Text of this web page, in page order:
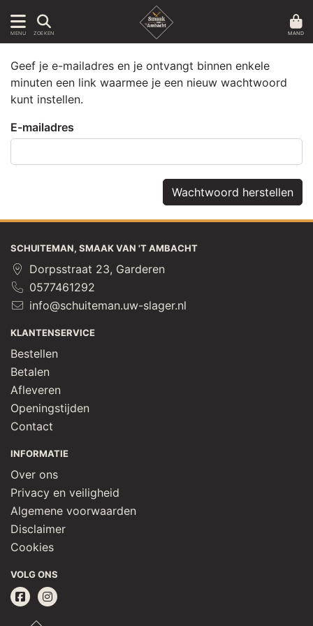
MENU ZOEKEN MAND
Geef je e-mailadres en je ontvangt binnen enkele
minuten een link waarmee je een nieuw wachtwoord
kunt instellen.
E-mailadres
Wachtwoord herstellen
SCHUITEMAN, SMAAK VAN 'T AMBACHT
Dorpsstraat 23, Garderen
0577461292
info@schuiteman.uw-slager.nl
KLANTENSERVICE
Bestellen
Betalen
Afleveren
Openingstijden
Contact
INFORMATIE
Over ons
Privacy en veiligheid
Algemene voorwaarden
Disclaimer
Cookies
VOLG ONS